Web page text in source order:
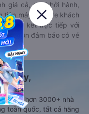
giá cả, giờ khởi hành,
tiện máy bay, xe khách
liên kết trực tiếp với
luôn đảm bảo có vé
bay,
với hơn 3000+ nhà
toàn quốc, tất cả hãng